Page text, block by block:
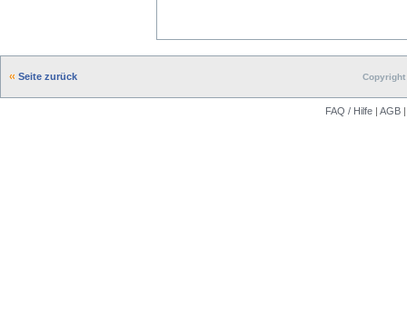
Seite zurück
FAQ / Hilfe | AGB